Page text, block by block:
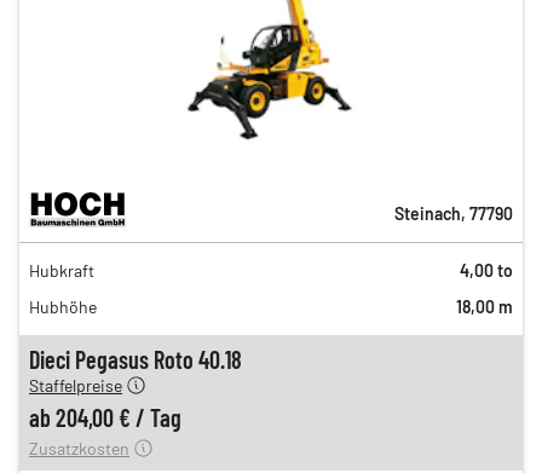
Dieci Pegasus Roto 40.18
353,00 €
294,00 €
245,00 €
Staffelpreise
ab 204,00 € / Tag
12,00 €
Zusatzkosten
Steinach, 77790
Hubkraft
4,00 to
Hubhöhe
18,00 m